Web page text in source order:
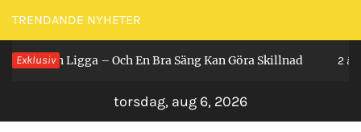
Hoppa
till
innehåll
TRENDANDE NYHETER
Exklusiv
Man Ligga – Och En Bra Säng Kan Göra Skillnad 2 år
torsdag, aug 6, 2026